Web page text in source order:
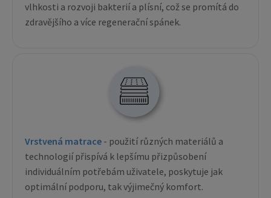
vlhkosti a rozvoji bakterií a plísní, což se promítá do
zdravějšího a více regenerační spánek.
Vrstvená matrace - použití různých materiálů a
technologií přispívá k lepšímu přizpůsobení
individuálním potřebám uživatele, poskytuje jak
optimální podporu, tak výjimečný komfort.